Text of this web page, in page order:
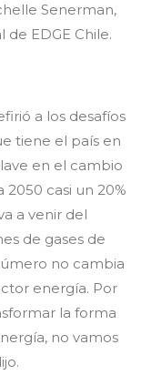
Senerman,
EDGE Chile.
a los desafíos
tiene el país en
en el cambio
2050 casi un 20%
a venir del
de gases de
no cambia
energía. Por
la forma
no vamos